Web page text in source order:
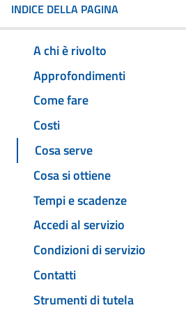
INDICE DELLA PAGINA
A chi è rivolto
Approfondimenti
Come fare
Costi
Cosa serve
Cosa si ottiene
Tempi e scadenze
Accedi al servizio
Condizioni di servizio
Contatti
Strumenti di tutela